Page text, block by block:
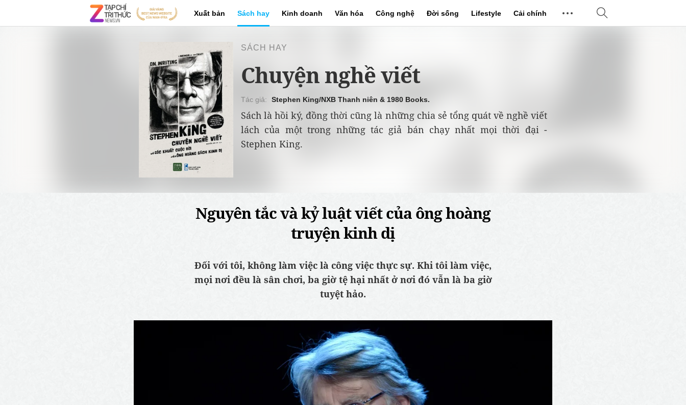
Xuất bản Sách hay Kinh doanh Văn hóa Công nghệ Đời sống Lifestyle Cải chính
SÁCH HAY
Chuyện nghề viết
Stephen King/NXB Thanh niên & 1980 Books.
Sách là hồi ký, đồng thời cũng là những chia sẻ tổng quát về nghề viết
lách của một trong những tác giả bán chạy nhất mọi thời đại -
Stephen King.
Nguyên tắc và kỷ luật viết của ông hoàng
truyện kinh dị
Đối với tôi, không làm việc là công việc thực sự. Khi tôi làm việc,
mọi nơi đều là sân chơi, ba giờ tệ hại nhất ở nơi đó vẫn là ba giờ
tuyệt hảo.